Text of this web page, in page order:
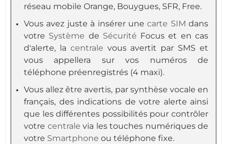
réseau mobile Orange, Bouygues, SFR, Free.
Vous avez juste à insérer unecarte SIM dans
votre Système de Sécurité Focus et en cas
d'alerte, la centrale vous avertit par SMS et
vous appellera sur vos numéros de
téléphone préenregistrés (4 maxi).
Vous allez être avertis, par synthèse vocale en
français, des indications de votre alerte ainsi
que les différentes possibilités pour contrôler
votre centrale via les touches numériques de
votre Smartphone ou téléphone fixe.